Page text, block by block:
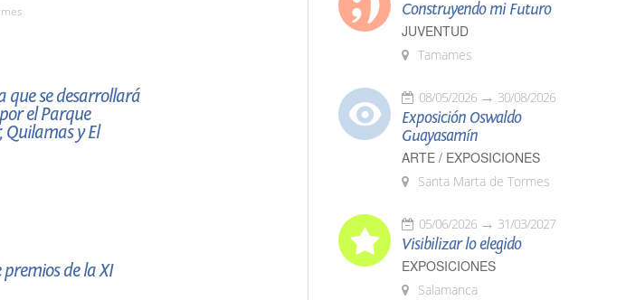
que se desarrollará
el Parque
Quilamas y El
de la XI
Construyendo mi Futuro
JUVENTUD
Tamames
08/05/2026 30/08/2026
Exposición Oswaldo
Guayasamín
ARTE / EXPOSICIONES
Santa Marta de Tormes
05/06/2026 31/03/2027
Visibilizar lo elegido
EXPOSICIONES
Salamanca